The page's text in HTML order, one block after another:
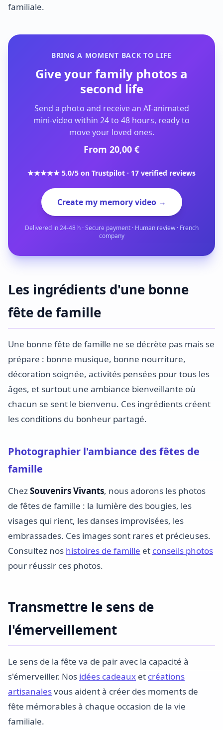
familiale.
BRING A MOMENT BACK TO LIFE
Give your family photos a
second life
Send a photo and receive an AI-animated
mini-video within 24 to 48 hours, ready to
move your loved ones.
From 20,00 €
★★★★★ 5.0/5 on Trustpilot · 17 verified reviews
Create my memory video →
Delivered in 24-48 h · Secure payment · Human review · French
company
Les ingrédients d'une bonne
fête de famille
Une bonne fête de famille ne se décrète pas mais se
prépare : bonne musique, bonne nourriture,
décoration soignée, activités pensées pour tous les
âges, et surtout une ambiance bienveillante où
chacun se sent le bienvenu. Ces ingrédients créent
les conditions du bonheur partagé.
Photographier l'ambiance des fêtes de
famille
ChezSouvenirs Vivants, nous adorons les photos
de fêtes de famille : la lumière des bougies, les
visages qui rient, les danses improvisées, les
embrassades. Ces images sont rares et précieuses.
Consultez nos histoires de famille et conseils photos
pour réussir ces photos.
Transmettre le sens de
l'émerveillement
Le sens de la fête va de pair avec la capacité à
s'émerveiller. Nos idées cadeaux et créations
artisanalesvous aident à créer des moments de
fête mémorables à chaque occasion de la vie
familiale.